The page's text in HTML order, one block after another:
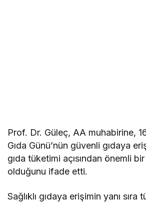
Prof. Dr. Güleç, AA muhabirine,
Gıda Günü’nün güvenli gıdaya
gıda tüketimi açısından önemli
olduğunu ifade etti.
Sağlıklı gıdaya erişimin yanı sıra